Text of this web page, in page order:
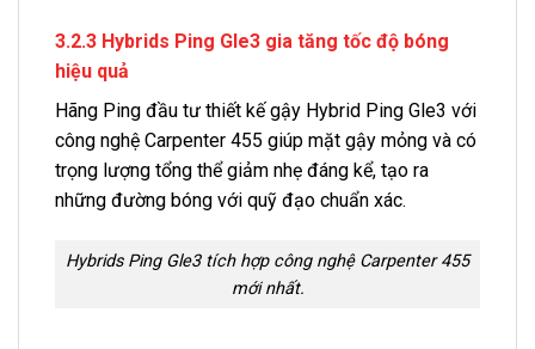
3.2.3 Hybrids Ping Gle3 gia tăng tốc độ bóng
hiệu quả
Hãng Ping đầu tư thiết kế gậy Hybrid Ping Gle3 với
công nghệ Carpenter 455 giúp mặt gậy mỏng và có
trọng lượng tổng thể giảm nhẹ đáng kể, tạo ra
những đường bóng với quỹ đạo chuẩn xác.
Hybrids Ping Gle3 tích hợp công nghệ Carpenter 455
mới nhất.